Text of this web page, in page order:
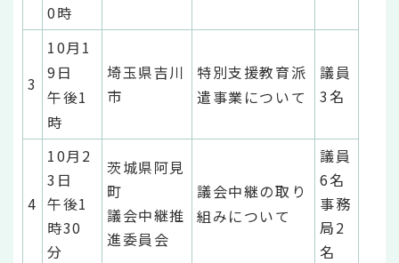
0時
3
10月1
9日
午後1
時
埼玉県吉川
市
特別支援教育派
遣事業について
議員
3名
4
10月2
3日
午後1
時30
分
茨城県阿見
町
議会中継推
進委員会
議会中継の取り
組みについて
議員
6名
事務
局2
名